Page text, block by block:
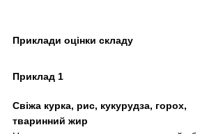
Приклади оцінки складу
Приклад 1
Свіжа курка, рис, кукурудза, горох,
тваринний жир